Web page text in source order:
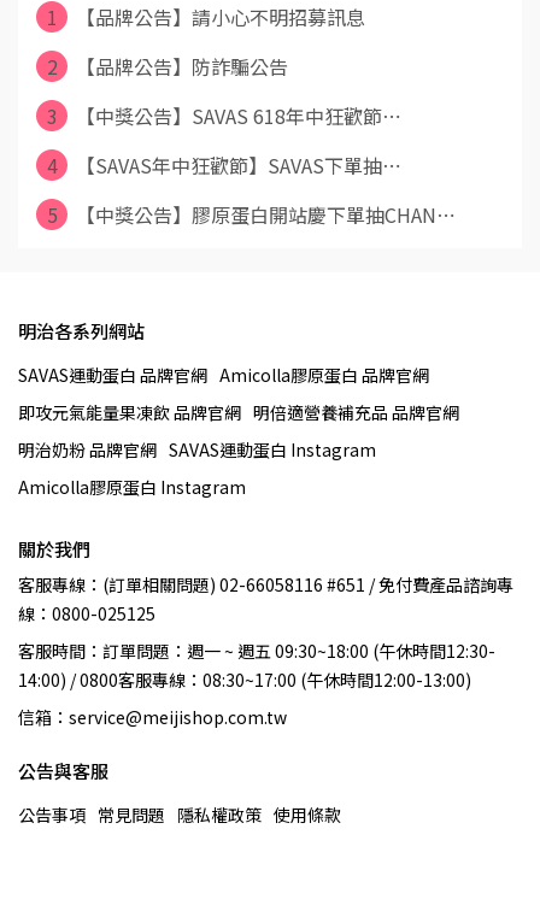
1
【品牌公告】請小心不明招募訊息
2
【品牌公告】防詐騙公告
3
【中獎公告】SAVAS 618年中狂歡節⋯
4
【SAVAS年中狂歡節】SAVAS下單抽⋯
5
【中獎公告】膠原蛋白開站慶下單抽CHAN⋯
明治各系列網站
SAVAS運動蛋白 品牌官網 Amicolla膠原蛋白 品牌官網
即攻元氣能量果凍飲 品牌官網 明倍適營養補充品 品牌官網
明治奶粉 品牌官網 SAVAS運動蛋白 Instagram
Amicolla膠原蛋白 Instagram
關於我們
客服專線：(訂單相關問題) 02-66058116 #651 / 免付費產品諮詢專
線：0800-025125
客服時間：訂單問題：週一 ~ 週五 09:30~18:00 (午休時間12:30-
14:00) / 0800客服專線：08:30~17:00 (午休時間12:00-13:00)
信箱：service@meijishop.com.tw
公告與客服
公告事項 常見問題 隱私權政策 使用條款